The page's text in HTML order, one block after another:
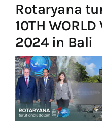
Cooking Ranges
Fryers
Ice Machines
Combi Ovens
Rotaryana
10TH WORLD
2024 in Bali